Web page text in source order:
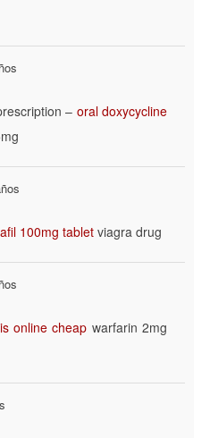
– oral doxycycline
100mg tablet viagra drug
online cheap warfarin 2mg